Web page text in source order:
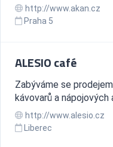
http://www.akan.cz
Praha 5
ALESIO café
Zabýváme se
kávovarů a nápojových
http://www.alesio.cz
Liberec